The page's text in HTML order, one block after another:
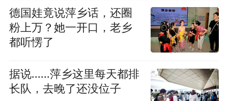
德国娃竟说萍乡话，还圈
粉上万？她一开口，老乡
都听愣了
据说......萍乡这里每天都排
长队，去晚了还没位子